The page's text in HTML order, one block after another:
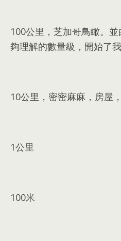
100公里 ， 芝加哥鳥瞰。
夠理解的數量級 ， 開始了
10公里 ， 密密麻麻 ， 房屋 ，
1公里
100米